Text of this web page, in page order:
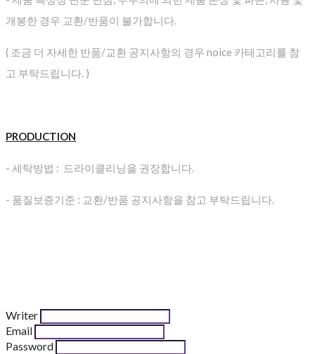
개봉한 경우 교환/반품이 불가합니다.
( 조금 더 자세한 반품/교환 공지사항의 경우 noice 카테고리를 참
고 부탁드립니다. )
PRODUCTION
- 세탁방법 : 드라이클리닝을 권장합니다.
- 품질보증기준 : 교환/반품 공지사항을 참고 부탁드립니다.
Writer
Email
Password